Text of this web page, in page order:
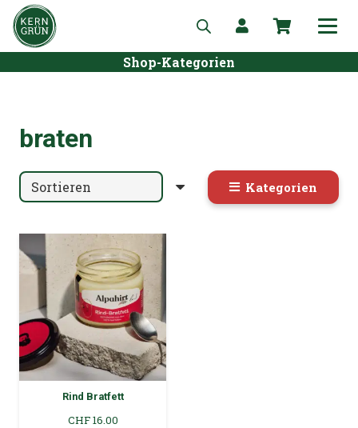
Shop-Kategorien
braten
Kategorien
Rind Bratfett
CHF16.00